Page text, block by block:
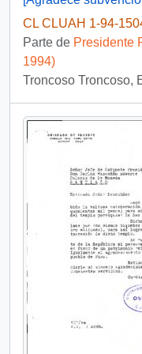
CL CLUAH 1-94-
Parte de Presidente
1994)
Troncoso Troncoso,